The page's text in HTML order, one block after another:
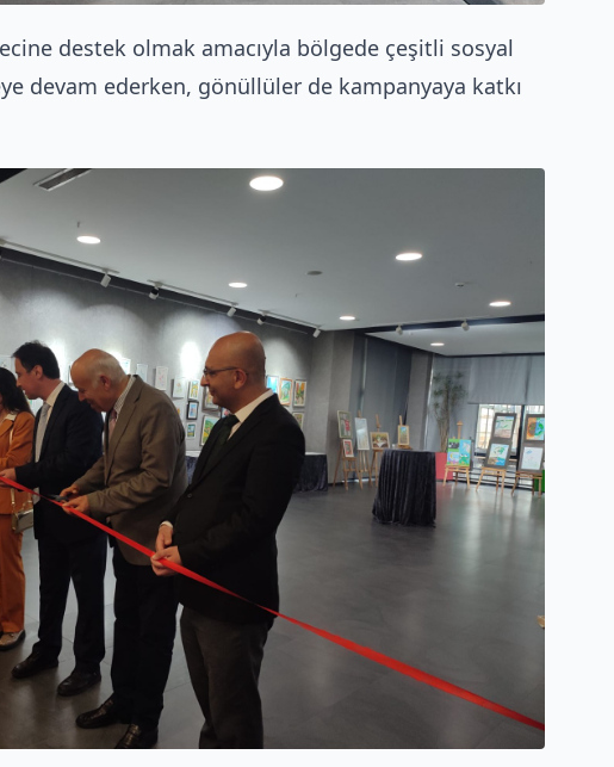
destek olmak amacıyla bölgede çeşitli sosyal
devam ederken, gönüllüler de kampanyaya katkı